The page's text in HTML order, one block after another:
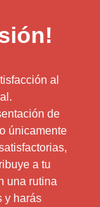
al
de
únicamente
a tu
una rutina
y harás